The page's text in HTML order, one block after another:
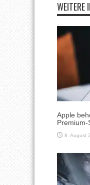
WEITERE
Apple
8. August